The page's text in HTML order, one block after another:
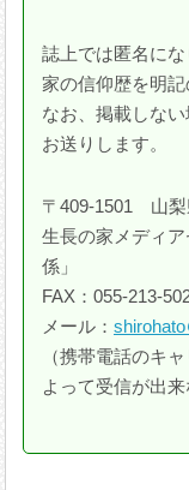
誌上では匿名に
家の信仰歴を明記
なお、掲載しな
お送りします。
〒409-1501 山梨
生長の家メディ
係」
FAX：055-213-
メール：
（携帯電話のキ
よって受信が出来